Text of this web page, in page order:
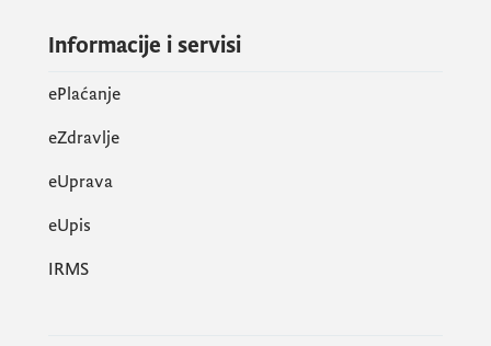
Informacije i servisi
ePlaćanje
eZdravlje
eUprava
еUpis
IRMS